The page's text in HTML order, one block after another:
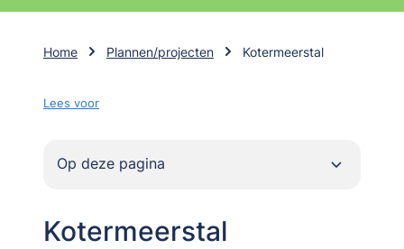
Home Plannen/projecten Kotermeerstal
Lees voor
Op deze pagina
Kotermeerstal